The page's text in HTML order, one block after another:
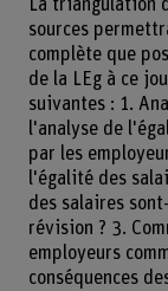
La triangulation
sources
complète que
de la LEg à ce
suivantes : 1.
l'analyse de
par les
l'égalité des
des salaires
révision ? 3.
employeurs
conséquences